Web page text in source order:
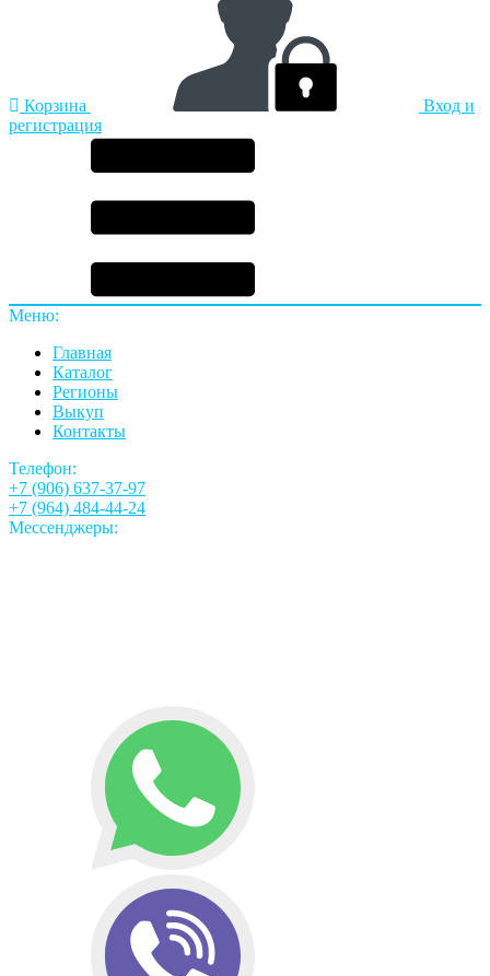
Корзина
Вход и
регистрация
Меню:
Главная
Каталог
Регионы
Выкуп
Контакты
Телефон:
+7 (906) 637-37-97
+7 (964) 484-44-24
Мессенджеры: